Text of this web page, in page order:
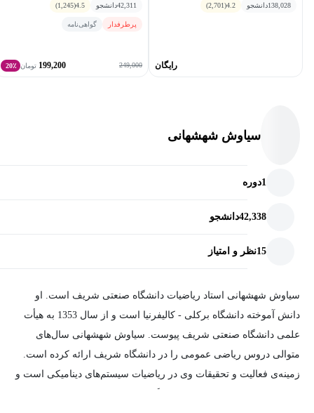
138,028دانشجو 4.2
(2,701)
رایگان
42,311دانشجو 4.5
(1,245)
پرطرفدار گواهی‌نامه
249,000
199,200 تومان 20٪
سیاوش شهشهانی
1دوره
42,338دانشجو
15نظر و امتیاز
سیاوش شهشهانی استاد ریاضیات دانشگاه صنعتی شریف است. او
دانش آموخته دانشگاه برکلی - کالیفرنیا است و از سال 1353 به هیأت
علمی دانشگاه صنعتی شریف پیوست. سیاوش شهشهانی سال‌های
متوالی دروس ریاضی عمومی را در دانشگاه شریف ارائه کرده است.
زمینه‌ی فعالیت و تحقیقات وی در ریاضیات سیستم‌های دینامیکی است و